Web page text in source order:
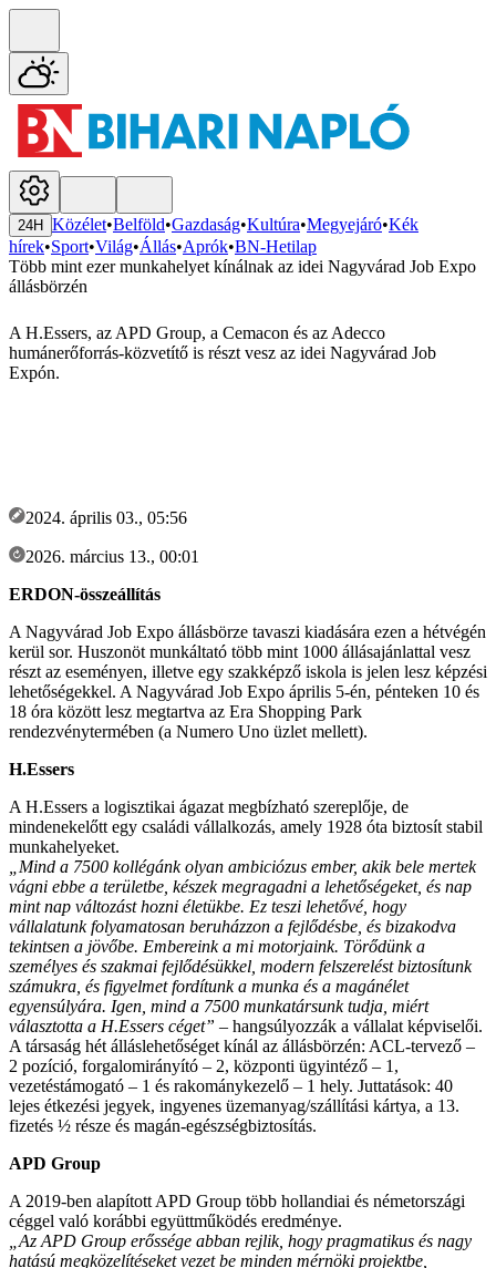
24H Közélet•Belföld•Gazdaság•Kultúra•Megyejáró•Kék
hírek•Sport•Világ•Állás•Aprók•BN-Hetilap
Több mint ezer munkahelyet kínálnak az idei Nagyvárad Job Expo
állásbörzén
A H.Essers, az APD Group, a Cemacon és az Adecco
humánerőforrás-közvetítő is részt vesz az idei Nagyvárad Job
Expón.
2024. április 03., 05:56
2026. március 13., 00:01
ERDON-összeállítás
A Nagyvárad Job Expo állásbörze tavaszi kiadására ezen a hétvégén
kerül sor. Huszonöt munkáltató több mint 1000 állásajánlattal vesz
részt az eseményen, illetve egy szakképző iskola is jelen lesz képzési
lehetőségekkel. A Nagyvárad Job Expo április 5-én, pénteken 10 és
18 óra között lesz megtartva az Era Shopping Park
rendezvénytermében (a Numero Uno üzlet mellett).
H.Essers
A H.Essers a logisztikai ágazat megbízható szereplője, de
mindenekelőtt egy családi vállalkozás, amely 1928 óta biztosít stabil
munkahelyeket.
„Mind a 7500 kollégánk olyan ambiciózus ember, akik bele mertek
vágni ebbe a területbe, készek megragadni a lehetőségeket, és nap
mint nap változást hozni életükbe. Ez teszi lehetővé, hogy
vállalatunk folyamatosan beruházzon a fejlődésbe, és bizakodva
tekintsen a jövőbe. Embereink a mi motorjaink. Törődünk a
személyes és szakmai fejlődésükkel, modern felszerelést biztosítunk
számukra, és figyelmet fordítunk a munka és a magánélet
egyensúlyára. Igen, mind a 7500 munkatársunk tudja, miért
választotta a H.Essers céget” – hangsúlyozzák a vállalat képviselői.
A társaság hét álláslehetőséget kínál az állásbörzén: ACL-tervező –
2 pozíció, forgalomirányító – 2, központi ügyintéző – 1,
vezetéstámogató – 1 és rakománykezelő – 1 hely. Juttatások: 40
lejes étkezési jegyek, ingyenes üzemanyag/szállítási kártya, a 13.
fizetés ½ része és magán-egészségbiztosítás.
APD Group
A 2019-ben alapított APD Group több hollandiai és németországi
céggel való korábbi együttműködés eredménye.
„Az APD Group erőssége abban rejlik, hogy pragmatikus és nagy
hatású megközelítéseket vezet be minden mérnöki projektbe,